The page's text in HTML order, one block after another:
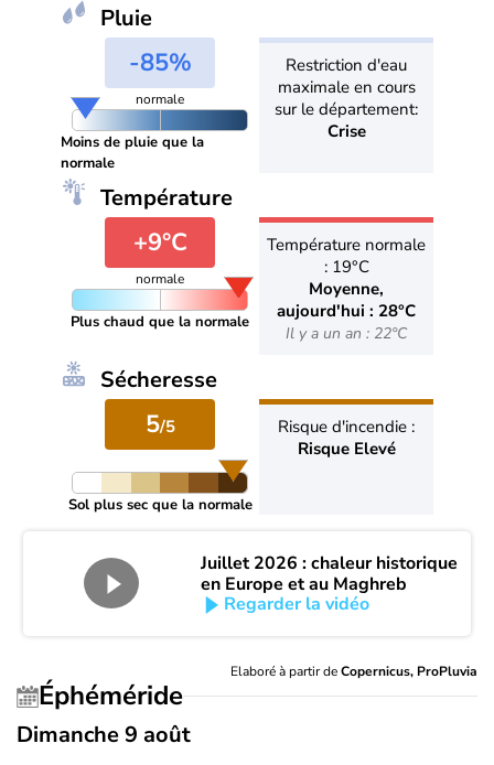
Pluie
-85%
normale
Moins de pluie que la
normale
Restriction d'eau
maximale en cours
sur le département:
Crise
Température
+9°C
normale
Plus chaud que la normale
Température normale
: 19°C
Moyenne,
aujourd'hui : 28°C
Il y a un an : 22°C
Sécheresse
5/5
Sol plus sec que la normale
Risque d'incendie :
Risque Elevé
Juillet 2026 : chaleur historique
en Europe et au Maghreb
Regarder la vidéo
Elaboré à partir deCopernicus, ProPluvia
Éphéméride
Dimanche 9 août